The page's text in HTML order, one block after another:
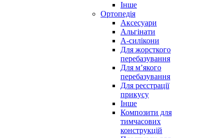
Інше
Ортопедія
Аксесуари
Альгінати
А-силікони
Для жорсткого
перебазування
Для м’якого
перебазування
Для реєстрації
прикусу
Інше
Композити для
тимчасових
конструкцій